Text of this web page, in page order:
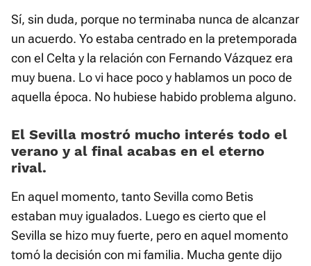
Sí, sin duda, porque no terminaba nunca de alcanzar
un acuerdo. Yo estaba centrado en la pretemporada
con el Celta y la relación con Fernando Vázquez era
muy buena. Lo vi hace poco y hablamos un poco de
aquella época. No hubiese habido problema alguno.
El Sevilla mostró mucho interés todo el
verano y al final acabas en el eterno
rival.
En aquel momento, tanto Sevilla como Betis
estaban muy igualados. Luego es cierto que el
Sevilla se hizo muy fuerte, pero en aquel momento
tomó la decisión con mi familia. Mucha gente dijo